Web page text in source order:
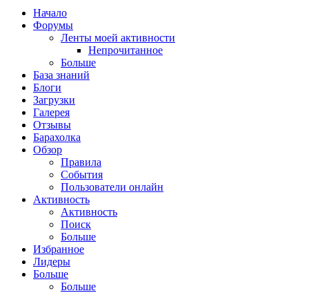
Начало
Форумы
Ленты моей активности
Непрочитанное
Больше
База знаний
Блоги
Загрузки
Галерея
Отзывы
Барахолка
Обзор
Правила
События
Пользователи онлайн
Активность
Активность
Поиск
Больше
Избранное
Лидеры
Больше
Больше